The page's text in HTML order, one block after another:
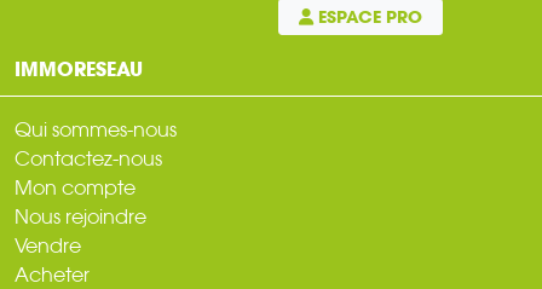
ESPACE PRO
IMMORESEAU
Qui sommes-nous
Contactez-nous
Mon compte
Nous rejoindre
Vendre
Acheter